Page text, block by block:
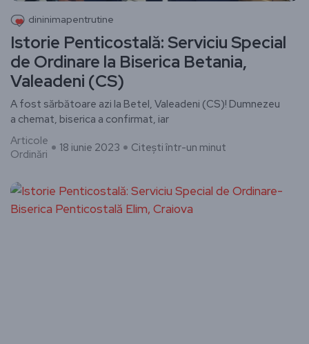
dininimapentrutine
Istorie Penticostală: Serviciu Special
de Ordinare la Biserica Betania,
Valeadeni (CS)
A fost sărbătoare azi la Betel, Valeadeni (CS)! Dumnezeu
a chemat, biserica a confirmat, iar
Articole
Ordinări
18 iunie 2023 Citești într-un minut